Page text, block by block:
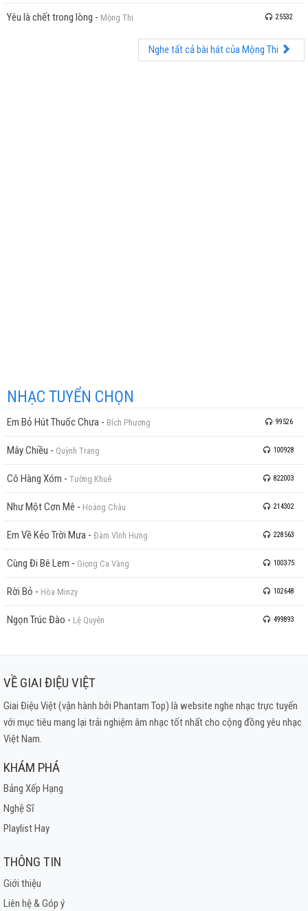
Yêu là chết trong lòng - Mộng Thi 25532
Nghe tất cả bài hát của Mộng Thi
NHẠC TUYỂN CHỌN
Em Bỏ Hút Thuốc Chưa - Bích Phương 99526
Mây Chiều - Quỳnh Trang 100928
Cô Hàng Xóm - Tường Khuê 822003
Như Một Cơn Mê - Hoàng Châu 214302
Em Về Kẻo Trời Mưa - Đàm Vĩnh Hưng 228563
Cùng Đi Bê Lem - Giọng Ca Vàng 100375
Rời Bỏ - Hòa Minzy 102648
Ngọn Trúc Đào - Lệ Quyên 499893
VỀ GIAI ĐIỆU VIỆT
Giai Điệu Việt (vận hành bởi Phantam Top) là website nghe nhạc trực tuyến
với mục tiêu mang lại trải nghiệm âm nhạc tốt nhất cho cộng đồng yêu nhạc
Việt Nam.
KHÁM PHÁ
Bảng Xếp Hạng
Nghệ Sĩ
Playlist Hay
THÔNG TIN
Giới thiệu
Liên hệ & Góp ý